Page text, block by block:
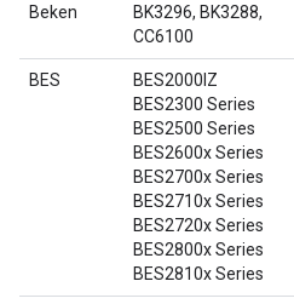
Beken
BK3296, BK3288,
CC6100
BES
BES2000IZ
BES2300 Series
BES2500 Series
BES2600x Series
BES2700x Series
BES2710x Series
BES2720x Series
BES2800x Series
BES2810x Series